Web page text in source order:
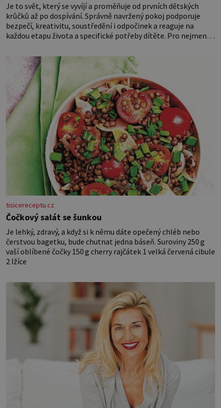
Je to svět, který se vyvíjí a proměňuje od prvních dětských
krůčků až po dospívání. Správně navržený pokoj podporuje
bezpečí, kreativitu, soustředění i odpočinek a reaguje na
každou etapu života a specifické potřeby dítěte. Pro nejmenší
miminka měl působit především klidně a útulně. Předškolní
věk je
tisicereceptu.cz
Čočkový salát se šunkou
Je lehký, zdravý, a když si k němu dáte opečený chléb nebo
čerstvou bagetku, bude chutnat jedna báseň. Suroviny 250 g
vaší oblíbené čočky 150 g cherry rajčátek 1 velká červená cibule
2 lžíce